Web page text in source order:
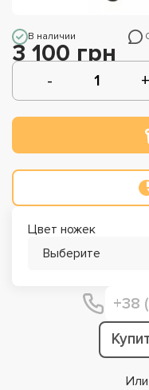
В наличии
3 100 грн
Цвет ножек
Выберите